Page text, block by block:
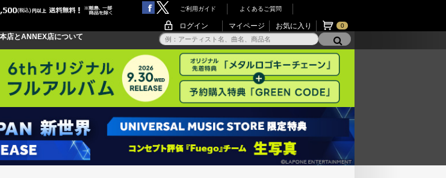
ご利用ガイド よくあるご質問
ログイン マイページ お気に入り 0
本店とANNEX店について